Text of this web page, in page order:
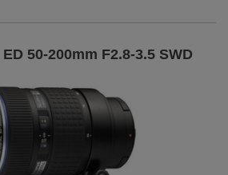
50-200mm F2.8-3.5 SWD